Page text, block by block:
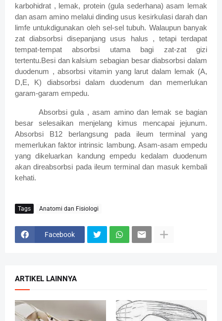
karbohidrat , lemak, protein (gula sederhana) asam lemak
dan asam amino melalui dinding usus kesirkulasi darah dan
limfe untukdigunakan oleh sel-sel tubuh. Walaupun banyak
zat diabsorbsi disepanjang usus halus , tetapi terdapat
tempat-tempat absorbsi utama bagi zat-zat gizi
tertentu.Besi dan kalsium sebagian besar diabsorbsi dalam
duodenum , absorbsi vitamin yang larut dalam lemak (A,
D,E, K) diabsorbsi dalam duodenum dan memerlukan
garam-garam empedu.
Absorbsi gula , asam amino dan lemak se bagian
besar selesaikan menjelang kimus mencapai jejunum.
Absorbsi B12 berlangsung pada ileum terminal yang
memerlukan faktor intrinsic lambung. Asam-asam empedu
yang dikeluarkan kandung empedu kedalam duodenum
akan direabsorbsi pada ileum terminal dan masuk kembali
kehati.
Tags Anatomi dan Fisiologi
Facebook
ARTIKEL LAINNYA